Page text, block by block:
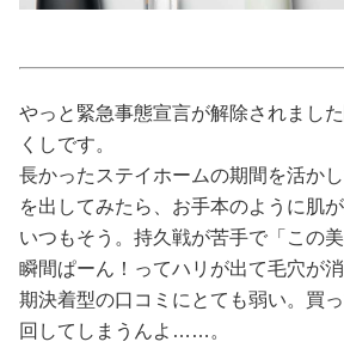
カルチャー/エンタメ
性と愛
ゲーム
やっと緊急事態宣言が解除されまし
くしです。
長かったステイホームの期間を活か
を出してみたら、お手本のように肌
いつもそう。持久戦が苦手で「この
瞬間ぱーん！ってハリが出て毛穴が
期決着型の口コミにとても弱い。買
回してしまうんよ……。